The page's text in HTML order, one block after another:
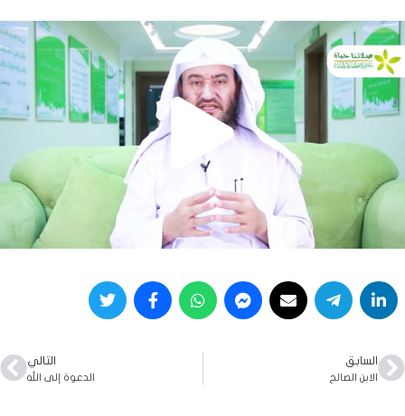
السابق
الابن الصالح
التالي
الدعوة إلى الله